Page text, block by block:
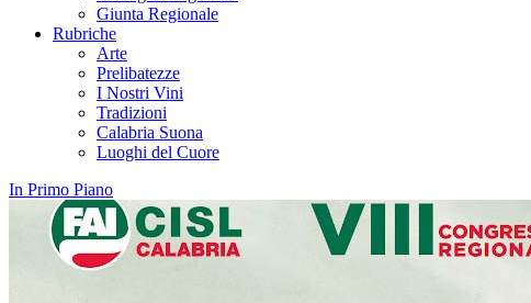
Giunta Regionale
Rubriche
Arte
Prelibatezze
I Nostri Vini
Tradizioni
Calabria Suona
Luoghi del Cuore
In Primo Piano